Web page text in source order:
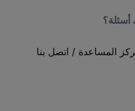
أسئلة؟
المساعدة / اتصل بنا